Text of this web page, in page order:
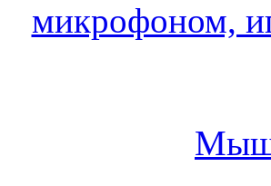
микрофоном,